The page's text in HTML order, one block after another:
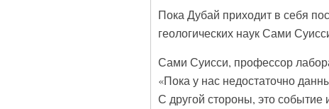
Пока Дубай приходит в себя
геологических наук Сами
Сами Суисси, профессор
«Пока у нас недостаточно
С другой стороны, это